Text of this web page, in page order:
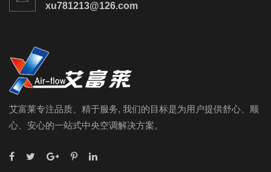
xu781213@126.com
艾富莱专注品质、精于服务, 我们的目标是为用户提供舒心、顺
心、安心的一站式中央空调解决方案。